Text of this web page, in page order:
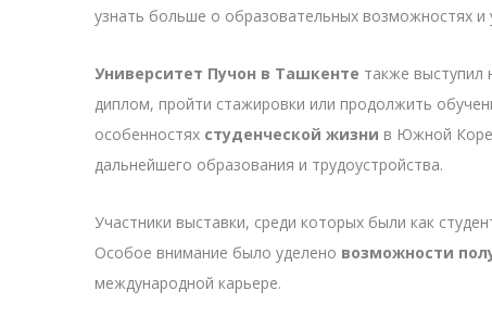
узнать больше о образовательных возможностях
Университет Пучон в Ташкенте также
диплом, пройти стажировки или продолжить
особенностях студенческой жизни в Южной
дальнейшего образования и трудоустройства.
Участники выставки, среди которых были как
Особое внимание было уделено возможности
международной карьере.